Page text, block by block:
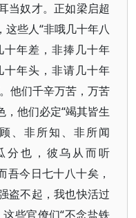
当奴才。正如梁启超
些人“非哦几十年八
年差，非捧几十年
年头，非请几十年
他们千辛万苦，万苦
他们必定“竭其皆生
、非所知、非所闻
分也，彼乌从而听
吾今日七十八十矣，
盗不起，我也快活过
些官僚们“不念盐铁